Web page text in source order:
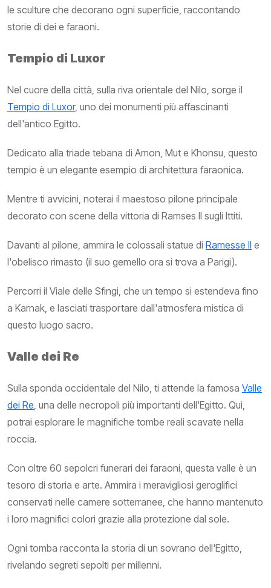
le sculture che decorano ogni superficie, raccontando
storie di dei e faraoni.
Tempio di Luxor
Nel cuore della città, sulla riva orientale del Nilo, sorge il
Tempio di Luxor, uno dei monumenti più affascinanti
dell'antico Egitto.
Dedicato alla triade tebana di Amon, Mut e Khonsu, questo
tempio è un elegante esempio di architettura faraonica.
Mentre ti avvicini, noterai il maestoso pilone principale
decorato con scene della vittoria di Ramses II sugli Ittiti.
Davanti al pilone, ammira le colossali statue di Ramesse II e
l'obelisco rimasto (il suo gemello ora si trova a Parigi).
Percorri il Viale delle Sfingi, che un tempo si estendeva fino
a Karnak, e lasciati trasportare dall'atmosfera mistica di
questo luogo sacro.
Valle dei Re
Sulla sponda occidentale del Nilo, ti attende la famosa Valle
dei Re , una delle necropoli più importanti dell'Egitto. Qui,
potrai esplorare le magnifiche tombe reali scavate nella
roccia.
Con oltre 60 sepolcri funerari dei faraoni, questa valle è un
tesoro di storia e arte. Ammira i meravigliosi geroglifici
conservati nelle camere sotterranee, che hanno mantenuto
i loro magnifici colori grazie alla protezione dal sole.
Ogni tomba racconta la storia di un sovrano dell'Egitto,
rivelando segreti sepolti per millenni.